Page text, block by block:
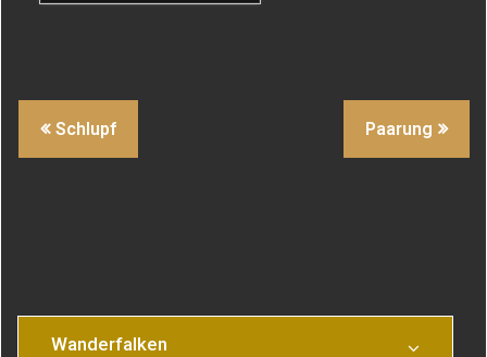
Beitragsnavigation
Schlupf Paarung
Wanderfalken